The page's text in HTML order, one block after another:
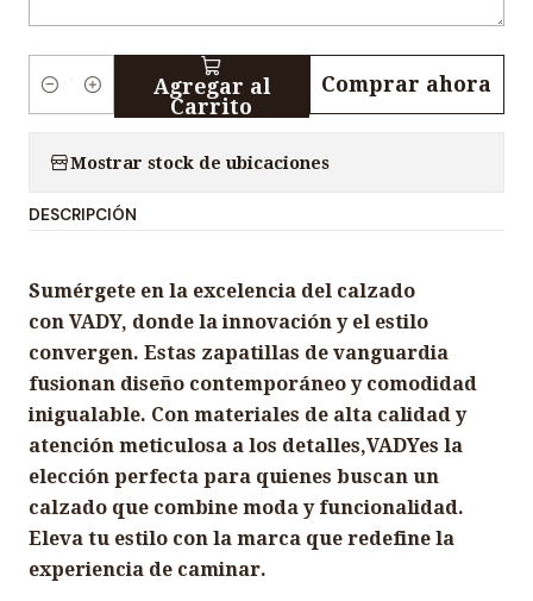
i
a
d
Agregar al
Carrito
Comprar ahora
Mostrar stock de ubicaciones
DESCRIPCIÓN
Sumérgete en la excelencia del calzado
con VADY, donde la innovación y el estilo
convergen. Estas zapatillas de vanguardia
fusionan diseño contemporáneo y comodidad
inigualable. Con materiales de alta calidad y
atención meticulosa a los detalles,VADYes la
elección perfecta para quienes buscan un
calzado que combine moda y funcionalidad.
Eleva tu estilo con la marca que redefine la
experiencia de caminar.